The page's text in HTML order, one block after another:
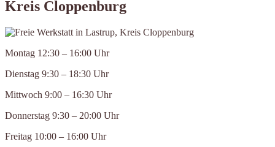
Kreis Cloppenburg
Montag 12:30 – 16:00 Uhr
Dienstag 9:30 – 18:30 Uhr
Mittwoch 9:00 – 16:30 Uhr
Donnerstag 9:30 – 20:00 Uhr
Freitag 10:00 – 16:00 Uhr